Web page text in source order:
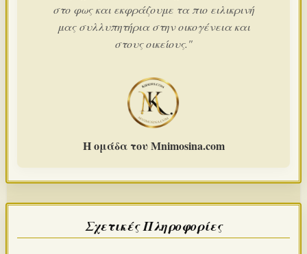
στο φως και εκφράζουμε τα πιο ειλικρινή
μας συλλυπητήρια στην οικογένεια και
στους οικείους."
Η ομάδα του Mnimosina.com
Σχετικές Πληροφορίες